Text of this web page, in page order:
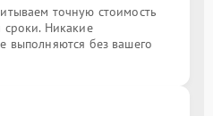
точную стоимость
сроки. Никакие
выполняются без вашего